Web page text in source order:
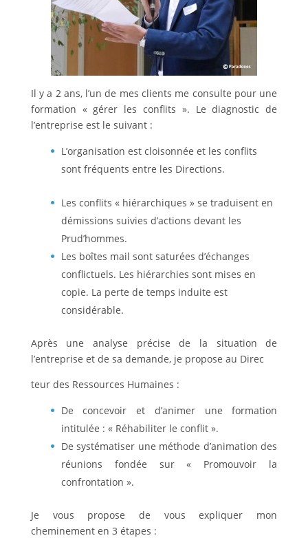
Il y a 2 ans, l’un de mes clients me consulte pour une
formation « gérer les conflits ». Le diagnostic de
l’entreprise est le suivant :
L’organisation est cloisonnée et les conflits
sont fréquents entre les Directions.
Les conflits « hiérarchiques » se traduisent en
démissions suivies d’actions devant les
Prud’hommes.
Les boîtes mail sont saturées d’échanges
conflictuels. Les hiérarchies sont mises en
copie. La perte de temps induite est
considérable.
Après une analyse précise de la situation de
l’entreprise et de sa demande, je propose au Direc
teur des Ressources Humaines :
De concevoir et d’animer une formation
intitulée : « Réhabiliter le conflit ».
De systématiser une méthode d’animation des
réunions fondée sur « Promouvoir la
confrontation ».
Je vous propose de vous expliquer mon
cheminement en 3 étapes :